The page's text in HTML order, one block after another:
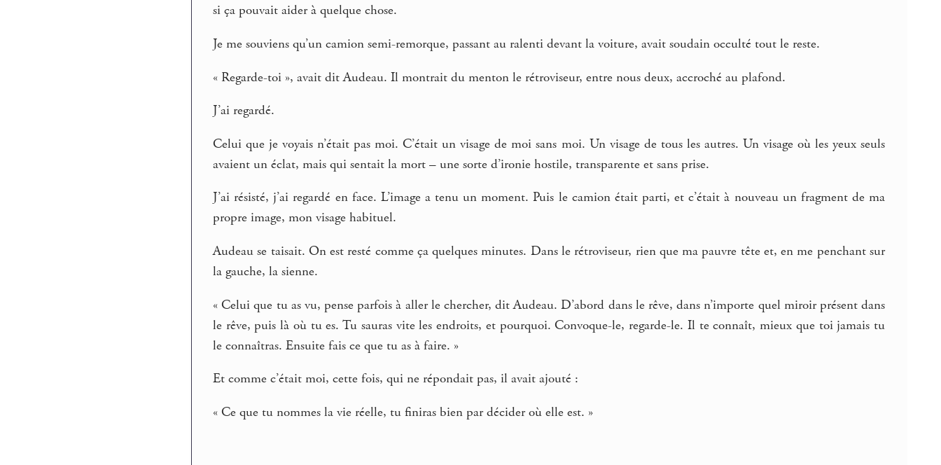
si ça pouvait aider à quelque chose.
Je me souviens qu’un camion semi-remorque, passant au ralenti devant la voiture, avait soudain occulté tout le reste.
« Regarde-toi », avait dit Audeau. Il montrait du menton le rétroviseur, entre nous deux, accroché au plafond.
J’ai regardé.
Celui que je voyais n’était pas moi. C’était un visage de moi sans moi. Un visage de tous les autres. Un visage où les yeux seuls
avaient un éclat, mais qui sentait la mort – une sorte d’ironie hostile, transparente et sans prise.
J’ai résisté, j’ai regardé en face. L’image a tenu un moment. Puis le camion était parti, et c’était à nouveau un fragment de ma
propre image, mon visage habituel.
Audeau se taisait. On est resté comme ça quelques minutes. Dans le rétroviseur, rien que ma pauvre tête et, en me penchant sur
la gauche, la sienne.
« Celui que tu as vu, pense parfois à aller le chercher, dit Audeau. D’abord dans le rêve, dans n’importe quel miroir présent dans
le rêve, puis là où tu es. Tu sauras vite les endroits, et pourquoi. Convoque-le, regarde-le. Il te connaît, mieux que toi jamais tu
le connaîtras. Ensuite fais ce que tu as à faire. »
Et comme c’était moi, cette fois, qui ne répondait pas, il avait ajouté :
« Ce que tu nommes la vie réelle, tu finiras bien par décider où elle est. »